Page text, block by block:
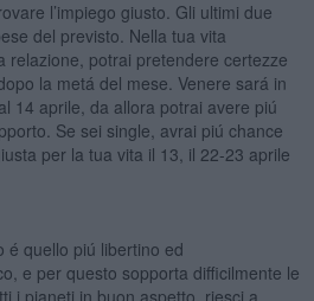
l’impiego giusto. Gli ultimi due
del previsto. Nella tua vita
relazione, potrai pretendere certezze
la metá del mese. Venere sará in
14 aprile, da allora potrai avere piú
Se sei single, avrai piú chance
per la tua vita il 13, il 22-23 aprile
é quello piú libertino ed
e per questo sopporta difficilmente le
i pianeti in buon aspetto, riesci a